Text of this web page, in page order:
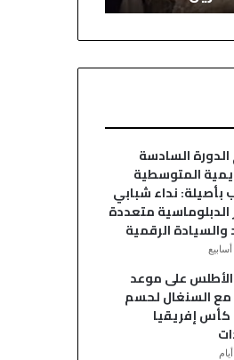
حتى
الدورة السادسة
المتوسطية
بأصيلة: نداء شبابي
الدبلوماسية متعددة
والسيادة الرقمية
الأطلس على موعد
السنغال لحسم
كأس إفريقيا